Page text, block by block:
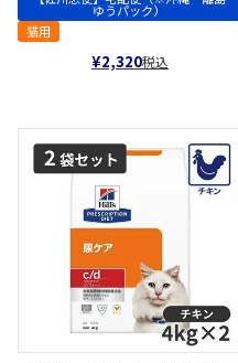
ゆうパック）
猫用
¥2,320税込